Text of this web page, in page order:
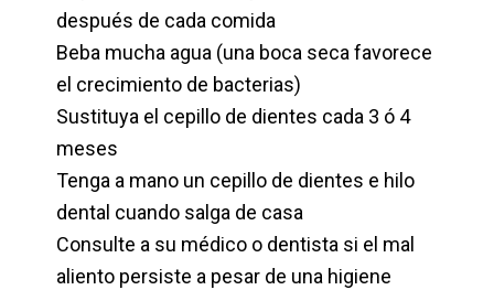
después de cada comida
Beba mucha agua (una boca seca favorece
el crecimiento de bacterias)
Sustituya el cepillo de dientes cada 3 ó 4
meses
Tenga a mano un cepillo de dientes e hilo
dental cuando salga de casa
Consulte a su médico o dentista si el mal
aliento persiste a pesar de una higiene